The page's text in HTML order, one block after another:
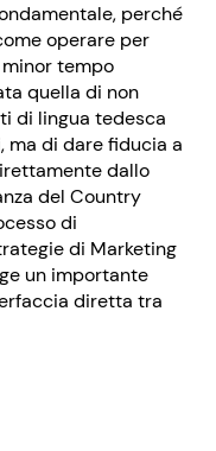
perché
operare per
tempo
quella di non
di lingua tedesca
ma di dare fiducia a
dallo
del Country
di
di Marketing
un importante
diretta tra